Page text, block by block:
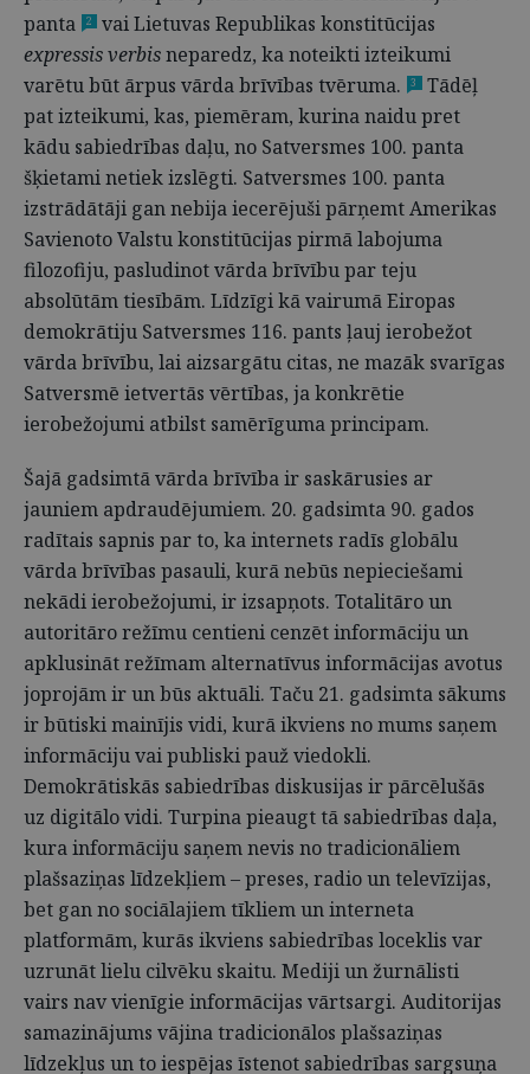
panta
2
vai Lietuvas Republikas konstitūcijas
expressis verbisneparedz, ka noteikti izteikumi
varētu būt ārpus vārda brīvības tvēruma.
3
Tādēļ
pat izteikumi, kas, piemēram, kurina naidu pret
kādu sabiedrības daļu, no Satversmes 100. panta
šķietami netiek izslēgti. Satversmes 100. panta
izstrādātāji gan nebija iecerējuši pārņemt Amerikas
Savienoto Valstu konstitūcijas pirmā labojuma
filozofiju, pasludinot vārda brīvību par teju
absolūtām tiesībām. Līdzīgi kā vairumā Eiropas
demokrātiju Satversmes 116. pants ļauj ierobežot
vārda brīvību, lai aizsargātu citas, ne mazāk svarīgas
Satversmē ietvertās vērtības, ja konkrētie
ierobežojumi atbilst samērīguma principam.
Šajā gadsimtā vārda brīvība ir saskārusies ar
jauniem apdraudējumiem. 20. gadsimta 90. gados
radītais sapnis par to, ka internets radīs globālu
vārda brīvības pasauli, kurā nebūs nepieciešami
nekādi ierobežojumi, ir izsapņots. Totalitāro un
autoritāro režīmu centieni cenzēt informāciju un
apklusināt režīmam alternatīvus informācijas avotus
joprojām ir un būs aktuāli. Taču 21. gadsimta sākums
ir būtiski mainījis vidi, kurā ikviens no mums saņem
informāciju vai publiski pauž viedokli.
Demokrātiskās sabiedrības diskusijas ir pārcēlušās
uz digitālo vidi. Turpina pieaugt tā sabiedrības daļa,
kura informāciju saņem nevis no tradicionāliem
plašsaziņas līdzekļiem – preses, radio un televīzijas,
bet gan no sociālajiem tīkliem un interneta
platformām, kurās ikviens sabiedrības loceklis var
uzrunāt lielu cilvēku skaitu. Mediji un žurnālisti
vairs nav vienīgie informācijas vārtsargi. Auditorijas
samazinājums vājina tradicionālos plašsaziņas
līdzekļus un to iespējas īstenot sabiedrības sargsuņa